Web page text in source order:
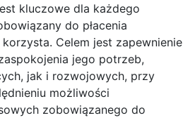
kluczowe dla każdego
do płacenia
Celem jest zapewnienie
jego potrzeb,
jak i rozwojowych, przy
możliwości
zobowiązanego do